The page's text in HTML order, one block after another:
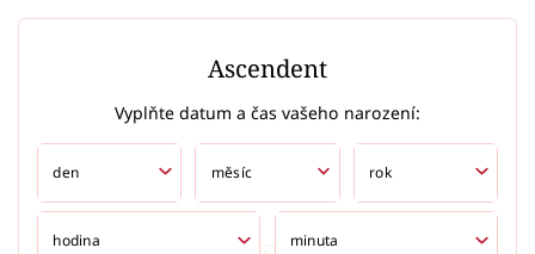
Ascendent
Vyplňte datum a čas vašeho narození: